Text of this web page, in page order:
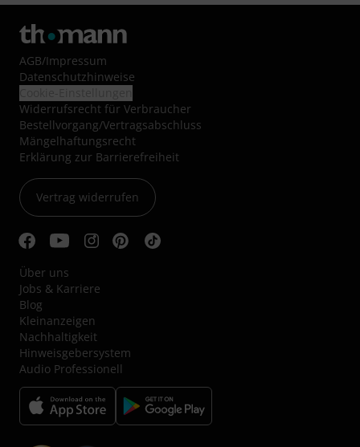
AGB/Impressum
Datenschutzhinweise
Widerrufsrecht für Verbraucher
Bestellvorgang/Vertragsabschluss
Mängelhaftungsrecht
Erklärung zur Barrierefreiheit
Vertrag widerrufen
Über uns
Jobs & Karriere
Blog
Kleinanzeigen
Nachhaltigkeit
Hinweisgebersystem
Audio Professionell